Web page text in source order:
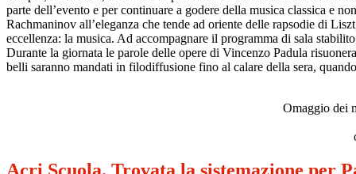
parte dell’evento e per continuare a godere della musica classica e
Rachmaninov all’eleganza che tende ad oriente delle rapsodie di
eccellenza: la musica. Ad accompagnare il programma di sala
Durante la giornata le parole delle opere di Vincenzo Padula
belli saranno mandati in filodiffusione fino al calare della sera,
Omaggio dei
Acri Scuola. Trovata la sistemazione per